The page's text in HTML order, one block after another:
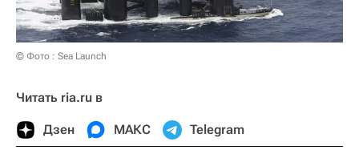
© Фото : Sea Launch
Читать ria.ru в
Дзен МАКС Telegram